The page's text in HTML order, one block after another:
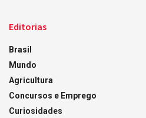
Editorias
Brasil
Mundo
Agricultura
Concursos e Emprego
Curiosidades